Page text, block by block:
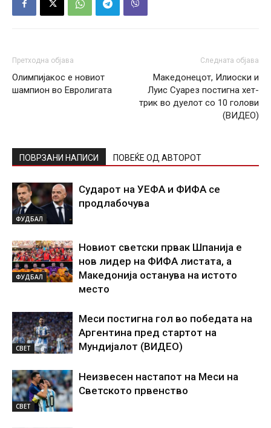
Претходна објава
Олимпијакос е новиот
шампион во Евролигата
Следната објава
Македонецот, Илиоски и
Луис Суарез постигна хет-
трик во дуелот со 10 голови
(ВИДЕО)
ПОВРЗАНИ НАПИСИ ПОВЕЌЕ ОД АВТОРОТ
ФУДБАЛ
Сударот на УЕФА и ФИФА се
продлабочува
ФУДБАЛ
Новиот светски првак Шпанија е
нов лидер на ФИФА листата, а
Македонија останува на истото
место
СВЕТ
Меси постигна гол во победата на
Аргентина пред стартот на
Мундијалот (ВИДЕО)
СВЕТ
Неизвесен настапот на Меси на
Светското првенство